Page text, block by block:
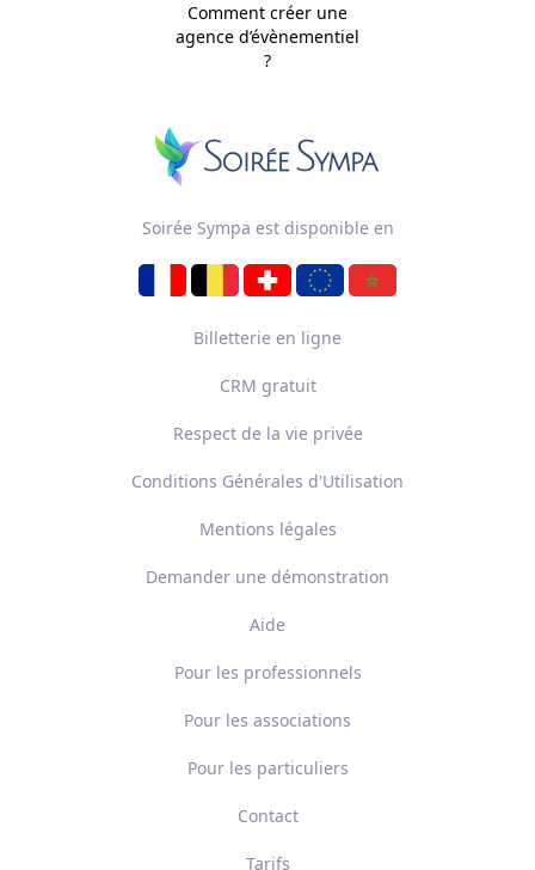
Comment créer une
agence d’évènementiel
?
Soirée Sympa est disponible en
Billetterie en ligne
CRM gratuit
Respect de la vie privée
Conditions Générales d'Utilisation
Mentions légales
Demander une démonstration
Aide
Pour les professionnels
Pour les associations
Pour les particuliers
Contact
Tarifs